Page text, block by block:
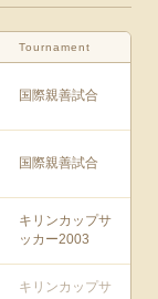
Tournament
国際親善試合
国際親善試合
キリンカップサ
ッカー2003
キリンカップサ